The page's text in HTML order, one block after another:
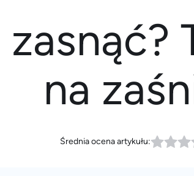
na
Średnia ocena artykułu: